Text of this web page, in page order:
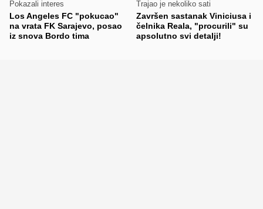
Pokazali interes
Los Angeles FC "pokucao"
na vrata FK Sarajevo, posao
iz snova Bordo tima
Trajao je nekoliko sati
Završen sastanak Viniciusa i
čelnika Reala, "procurili" su
apsolutno svi detalji!